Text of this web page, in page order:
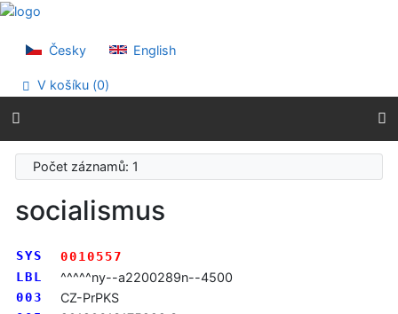
Přejít na obsah
Prohlášení o webové přístupnosti
Česky English
V košíku (0)
Počet záznamů: 1
socialismus
SYS
0010557
LBL
^^^^^ny--a2200289n--4500
003 CZ-PrPKS